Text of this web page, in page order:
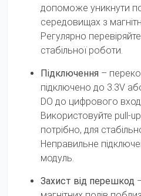
допоможе уникнути
середовищах з
Регулярно
стабільної роботи.
Підключення –
підключено до 3.3V
DO до цифрового
Використовуйте pull-
потрібно, для
Неправильне
модуль.
Захист від перешкод